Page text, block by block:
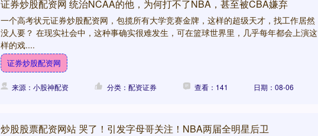
证券炒股配资网 统治NCAA的他，为何打不了NBA，甚至被CBA嫌弃
一个高考状元证券炒股配资网，包揽所有大学竞赛金牌，这样的超级天才，找工作居然
没人要？ 在现实社会中，这种事确实很难发生，可在篮球世界里，几乎每年都会上演这
样的戏....
证券炒股配资网
来源：小股神配资 分类：配资证券 查看：141 日期：08-06
炒股股票配资网站 哭了！引发字母哥关注！NBA两届全明星后卫